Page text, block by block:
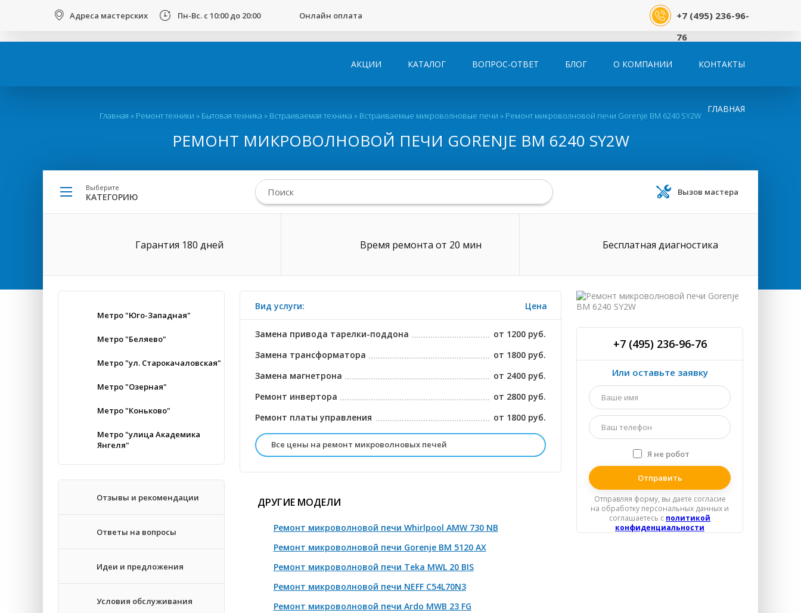
Адреса мастерских Пн-Вс. с 10:00 до 20:00 Онлайн оплата
+7 (495) 236-96-
76
КОНТАКТЫ
О КОМПАНИИ
БЛОГ
ВОПРОС-ОТВЕТ
КАТАЛОГ
АКЦИИ
ГЛАВНАЯ
Главная » Ремонт техники » Бытовая техника » Встраиваемая техника » Встраиваемые микроволновые печи » Ремонт микроволновой печи Gorenje BM 6240 SY2W
РЕМОНТ МИКРОВОЛНОВОЙ ПЕЧИ GORENJE BM 6240 SY2W
Выберите
КАТЕГОРИЮ Вызов мастера
Гарантия 180 дней Время ремонта от 20 мин Бесплатная диагностика
Метро "Юго-Западная"
Метро "Беляево"
Метро "ул. Старокачаловская"
Метро "Озерная"
Метро "Коньково"
Метро "улица Академика
Янгеля"
Отзывы и рекомендации
Ответы на вопросы
Идеи и предложения
Условия обслуживания
Вид услуги: Цена
Замена привода тарелки-поддона
от 1200 руб.
Замена трансформатора
от 1800 руб.
Замена магнетрона
от 2400 руб.
Ремонт инвертора
от 2800 руб.
Ремонт платы управления
от 1800 руб.
Все цены на ремонт микроволновых печей
Замена лампы
от 800 руб.
ДРУГИЕ МОДЕЛИ
Ремонт микроволновой печи Whirlpool AMW 730 NB
Ремонт микроволновой печи Gorenje BM 5120 AX
Ремонт микроволновой печи Teka MWL 20 BIS
Ремонт микроволновой печи NEFF C54L70N3
Ремонт микроволновой печи Ardo MWB 23 FG
+7 (495) 236-96-76
Или оставьте заявку
Ваше
имя
Ваш
телефон
спамер
Я не робот
Отправляя форму, вы даете согласие
на обработку персональных данных и
соглашаетесь c политикой
конфиденциальности